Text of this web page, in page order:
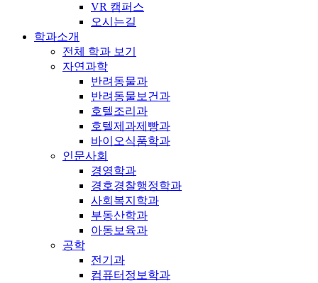
VR 캠퍼스
오시는길
학과소개
전체 학과 보기
자연과학
반려동물과
반려동물보건과
호텔조리과
호텔제과제빵과
바이오식품학과
인문사회
경영학과
경호경찰행정학과
사회복지학과
부동산학과
아동보육과
공학
전기과
컴퓨터정보학과